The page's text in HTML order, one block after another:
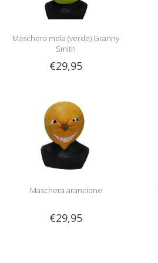
Maschera mela (verde) Granny
Smith
€29,95
Maschera arancione
€29,95